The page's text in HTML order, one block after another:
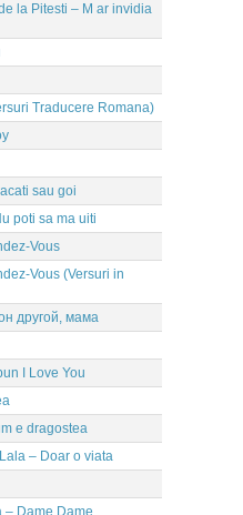
la Pitesti – M ar invidia
Traducere Romana)
sau goi
poti sa ma uiti
Vous
Vous (Versuri in
другой, мама
I Love You
e dragostea
– Doar o viata
– Dame Dame